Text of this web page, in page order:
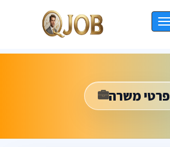
החלף
ניווט
פרטי משרה